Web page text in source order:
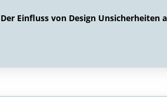
Der Einfluss von Design Unsicherheiten